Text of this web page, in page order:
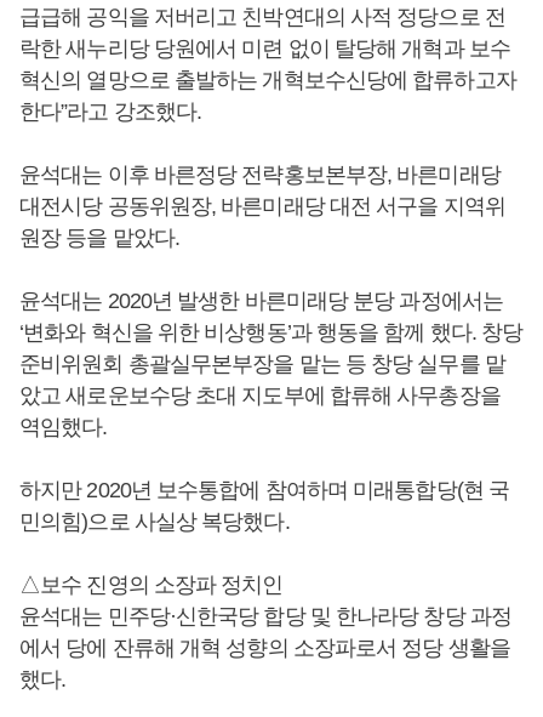
급급해 공익을 저버리고 친박연대의 사적 정당으로 전
락한 새누리당 당원에서 미련 없이 탈당해 개혁과 보수
혁신의 열망으로 출발하는 개혁보수신당에 합류하고자
한다”라고 강조했다.
윤석대는 이후 바른정당 전략홍보본부장, 바른미래당
대전시당 공동위원장, 바른미래당 대전 서구을 지역위
원장 등을 맡았다.
윤석대는 2020년 발생한 바른미래당 분당 과정에서는
‘변화와 혁신을 위한 비상행동’과 행동을 함께 했다. 창당
준비위원회 총괄실무본부장을 맡는 등 창당 실무를 맡
았고 새로운보수당 초대 지도부에 합류해 사무총장을
역임했다.
하지만 2020년 보수통합에 참여하며 미래통합당(현 국
민의힘)으로 사실상 복당했다.
△보수 진영의 소장파 정치인
윤석대는 민주당·신한국당 합당 및 한나라당 창당 과정
에서 당에 잔류해 개혁 성향의 소장파로서 정당 생활을
했다.